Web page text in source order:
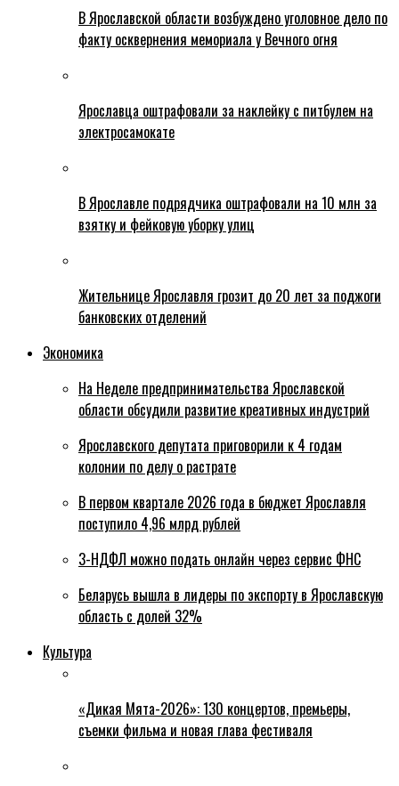
В Ярославской области возбуждено уголовное дело по
факту осквернения мемориала у Вечного огня
Ярославца оштрафовали за наклейку с питбулем на
электросамокате
В Ярославле подрядчика оштрафовали на 10 млн за
взятку и фейковую уборку улиц
Жительнице Ярославля грозит до 20 лет за поджоги
банковских отделений
Экономика
На Неделе предпринимательства Ярославской
области обсудили развитие креативных индустрий
Ярославского депутата приговорили к 4 годам
колонии по делу о растрате
В первом квартале 2026 года в бюджет Ярославля
поступило 4,96 млрд рублей
3-НДФЛ можно подать онлайн через сервис ФНС
Беларусь вышла в лидеры по экспорту в Ярославскую
область с долей 32%
Культура
«Дикая Мята-2026»: 130 концертов, премьеры,
съемки фильма и новая глава фестиваля